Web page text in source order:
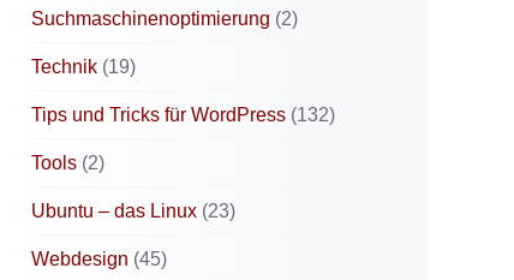
Suchmaschinenoptimierung (2)
Technik (19)
Tips und Tricks für WordPress (132)
Tools (2)
Ubuntu – das Linux (23)
Webdesign (45)